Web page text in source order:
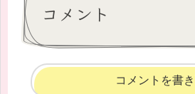
コメント
コメントを書